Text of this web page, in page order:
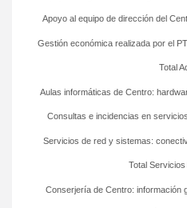
Conserjería de Centro: información
Total
Servicios de red y sistemas:
Consultas e incidencias en servicios
Aulas informáticas de Centro:
Total
Gestión económica realizada por el
Apoyo al equipo de dirección del